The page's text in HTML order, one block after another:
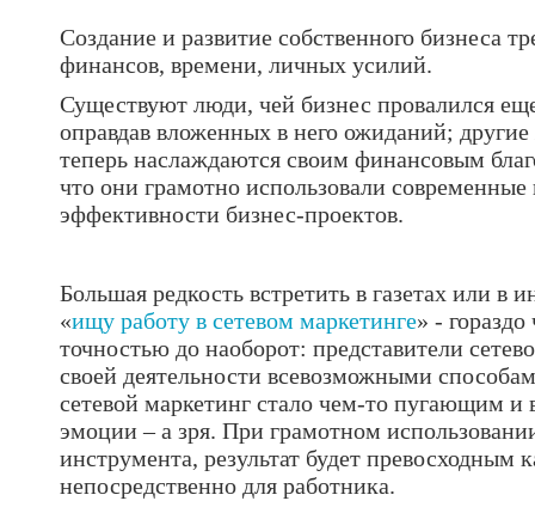
Создание и развитие собственного бизнеса
финансов, времени, личных усилий.
Существуют люди, чей бизнес провалился
оправдав вложенных в него ожиданий;
теперь наслаждаются своим финансовым
что они грамотно использовали
эффективности бизнес-проектов.
Большая редкость встретить в газетах или в
«ищу работу в сетевом маркетинге» - гораздо
точностью до наоборот: представители
своей деятельности всевозможными
сетевой маркетинг стало чем-то пугающим
эмоции – а зря. При грамотном
инструмента, результат будет превосходным
непосредственно для работника.